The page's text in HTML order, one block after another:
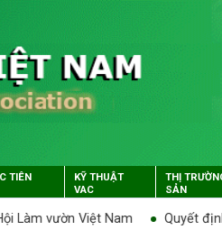
TIÊN
KỸ THUẬT
VAC
THỊ
SẢN
Quyết định công nhận và